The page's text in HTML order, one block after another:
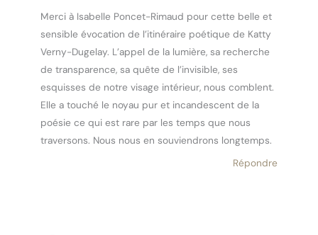
Merci à Isabelle Poncet-Rimaud pour cette belle et
sensible évocation de l’itinéraire poétique de Katty
Verny-Dugelay. L’appel de la lumière, sa recherche
de transparence, sa quête de l’invisible, ses
esquisses de notre visage intérieur, nous comblent.
Elle a touché le noyau pur et incandescent de la
poésie ce qui est rare par les temps que nous
traversons. Nous nous en souviendrons longtemps.
Répondre